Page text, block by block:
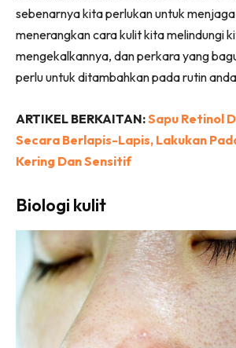
sebenarnya kita perlukan untuk
menerangkan cara kulit kita melindungi
mengekalkannya, dan perkara yang
perlu untuk ditambahkan pada rutin
ARTIKEL BERKAITAN:Sapu Retinol
Secara Berlapis-Lapis, Lakukan
Kering Dan Sensitif
Biologi kulit